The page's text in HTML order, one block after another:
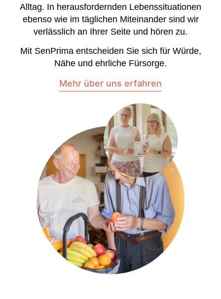
Alltag. In herausfordernden Lebenssituationen
ebenso wie im täglichen Miteinander sind wir
verlässlich an Ihrer Seite und hören zu.
Mit SenPrima entscheiden Sie sich für Würde,
Nähe und ehrliche Fürsorge.
Mehr über uns erfahren